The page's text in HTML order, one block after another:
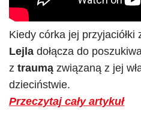
Kiedy córka jej przyjaciółki
Lejla dołącza do
z traumą związaną z jej
dzieciństwie.
Przeczytaj cały artykuł